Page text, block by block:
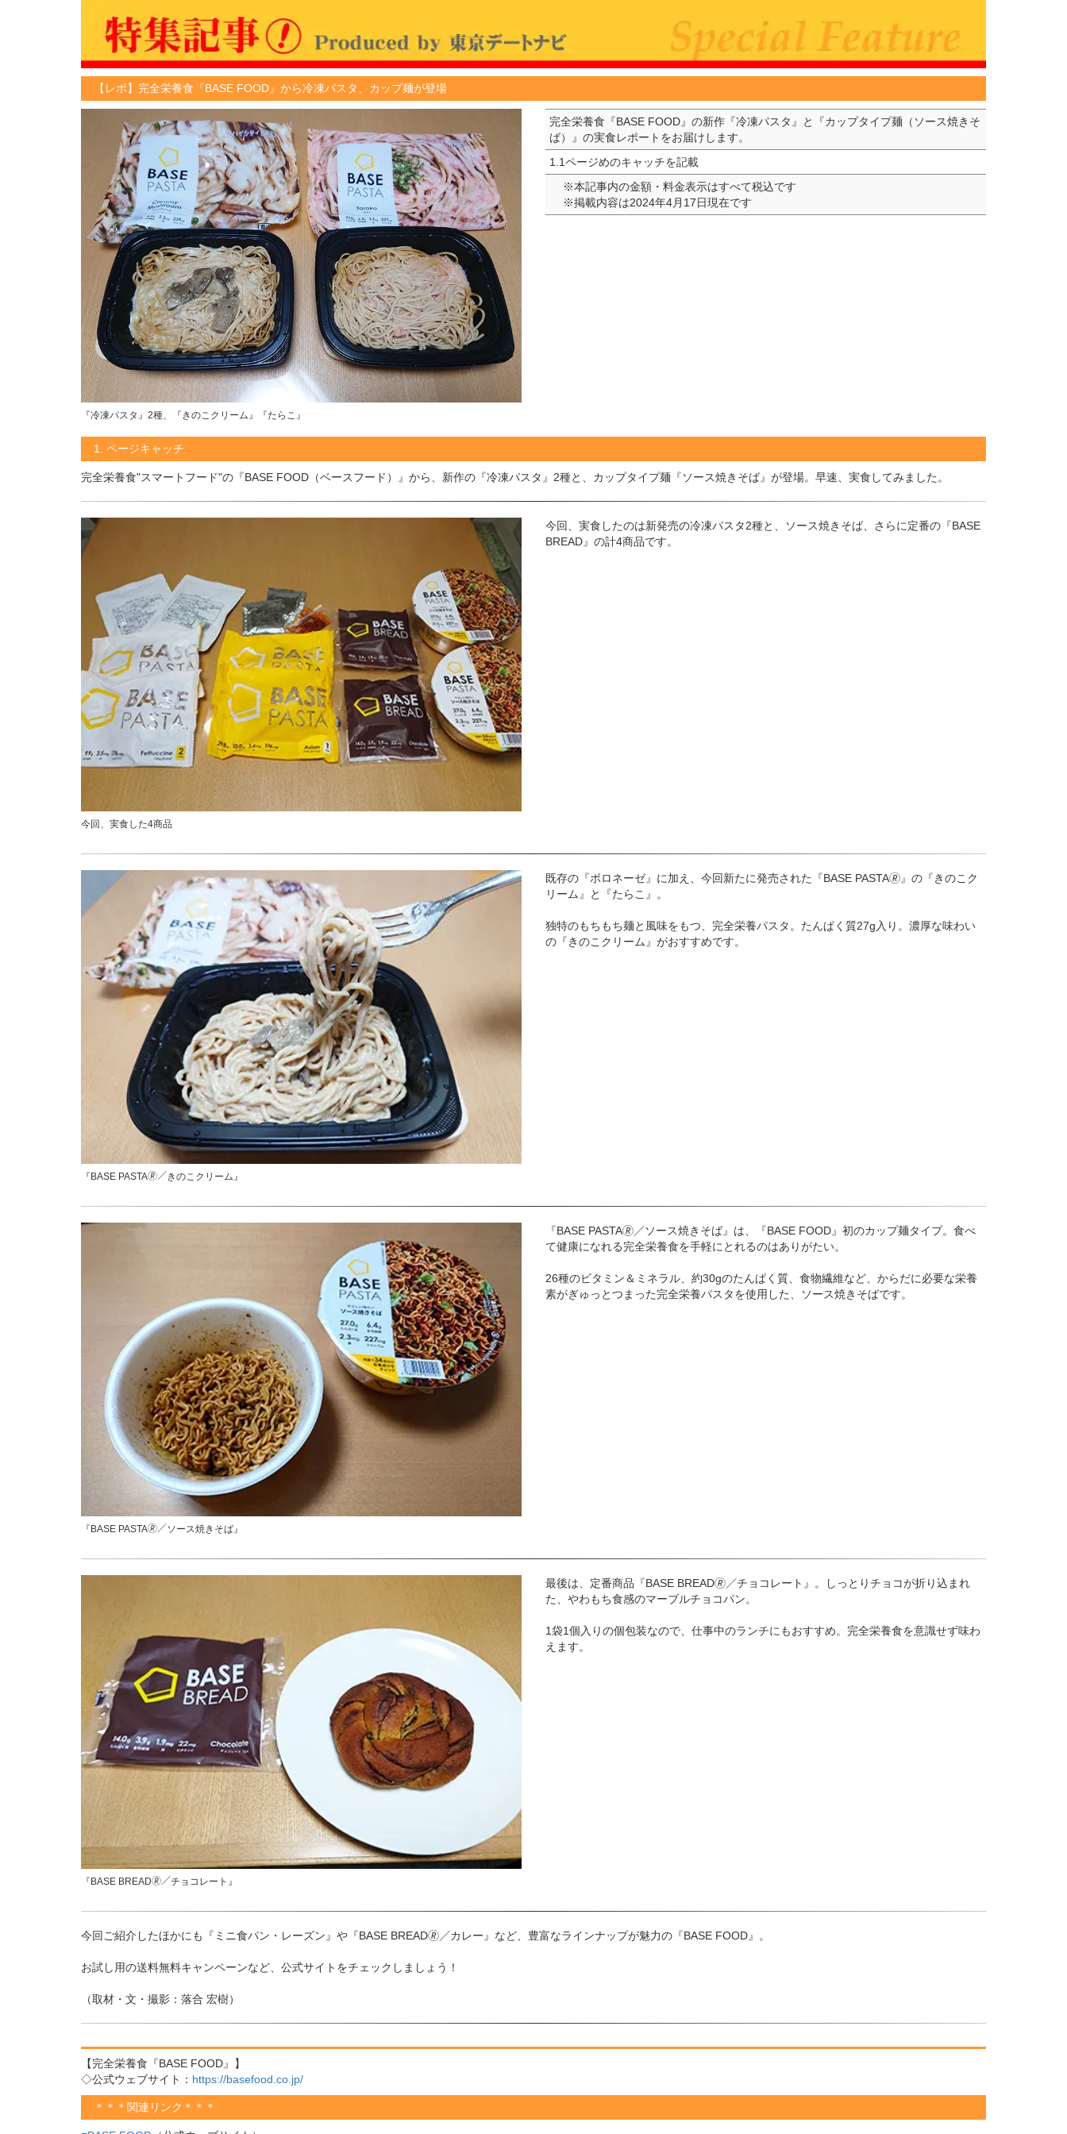
【レポ】完全栄養食『BASE FOOD』から冷凍パスタ、カップ麺が登場
『冷凍パスタ』2種、『きのこクリーム』『たらこ』
完全栄養食『BASE FOOD』の新作『冷凍パスタ』と『カップタイプ麺（ソース焼きそ
ば）』の実食レポートをお届けします。
1.1ページめのキャッチを記載
※本記事内の金額・料金表示はすべて税込です
※掲載内容は2024年4月17日現在です
1. ページキャッチ
完全栄養食"スマートフード"の『BASE FOOD（ベースフード）』から、新作の『冷凍パスタ』2種と、カップタイプ麺『ソース焼きそば』が登場。早速、実食してみました。
今回、実食した4商品
今回、実食したのは新発売の冷凍パスタ2種と、ソース焼きそば、さらに定番の『BASE
BREAD』の計4商品です。
『BASE PASTA🄬／きのこクリーム』
既存の『ボロネーゼ』に加え、今回新たに発売された『BASE PASTA🄬』の『きのこク
リーム』と『たらこ』。
独特のもちもち麺と風味をもつ、完全栄養パスタ。たんぱく質27g入り。濃厚な味わい
の『きのこクリーム』がおすすめです。
『BASE PASTA🄬／ソース焼きそば』
『BASE PASTA🄬／ソース焼きそば』は、『BASE FOOD』初のカップ麺タイプ。食べ
て健康になれる完全栄養食を手軽にとれるのはありがたい。
26種のビタミン＆ミネラル、約30gのたんぱく質、食物繊維など、からだに必要な栄養
素がぎゅっとつまった完全栄養パスタを使用した、ソース焼きそばです。
『BASE BREAD🄬／チョコレート』
最後は、定番商品『BASE BREAD🄬／チョコレート』。しっとりチョコが折り込まれ
た、やわもち食感のマーブルチョコパン。
1袋1個入りの個包装なので、仕事中のランチにもおすすめ。完全栄養食を意識せず味わ
えます。
今回ご紹介したほかにも『ミニ食パン・レーズン』や『BASE BREAD🄬／カレー』など、豊富なラインナップが魅力の『BASE FOOD』。
お試し用の送料無料キャンペーンなど、公式サイトをチェックしましょう！
（取材・文・撮影：落合 宏樹）
【完全栄養食『BASE FOOD』】
◇公式ウェブサイト： https://basefood.co.jp/
＊＊＊関連リンク＊＊＊